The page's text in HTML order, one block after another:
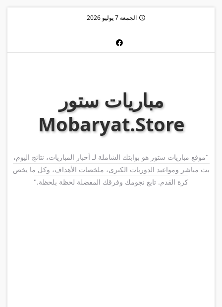
الجمعة 7 يوليو 2026
مباريات ستور
Mobaryat.Store
"موقع مباريات ستور هو بوابتك الشاملة لـ أخبار المباريات، نتائج اليوم،
بث مباشر ومواعيد الدوريات الكبرى، ملخصات الأهداف، وكل ما يخص
كرة القدم. تابع نجومك وفرقك المفضلة لحظة بلحظة."